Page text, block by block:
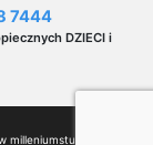
7444
DZIECI i
milleniumstudio.pl